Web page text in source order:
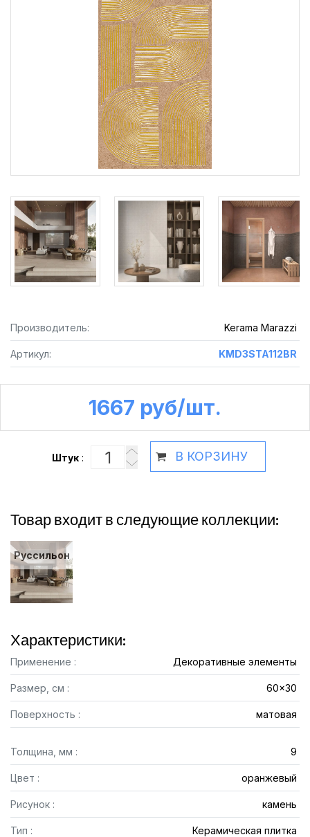
Производитель: Kerama Marazzi
Артикул: KMD3STA112BR
1667 руб /шт.
Штук: В КОРЗИНУ
Товар входит в следующие коллекции:
Руссильон
Характеристики:
Применение : Декоративные элементы
Размер, см : 60x30
Поверхность : матовая
Толщина, мм : 9
Цвет : оранжевый
Рисунок : камень
Тип : Керамическая плитка